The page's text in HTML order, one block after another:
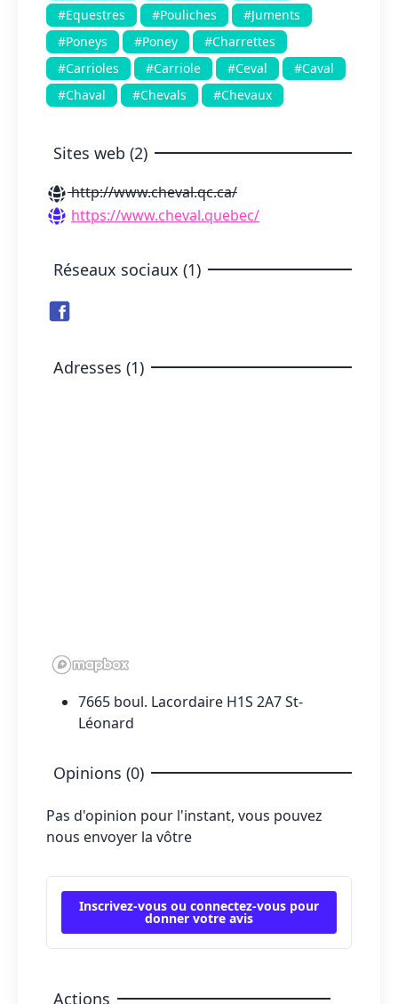
#Equestres
#Pouliches
#Juments
#Poneys
#Poney
#Charrettes
#Carrioles
#Carriole #Ceval
#Caval
#Chaval
#Chevals #Chevaux
Sites web (2)
http://www.cheval.qc.ca/
https://www.cheval.quebec/
Réseaux sociaux (1)
Adresses (1)
7665 boul. Lacordaire H1S 2A7 St-
Léonard
Opinions (0)
Pas d'opinion pour l'instant, vous pouvez
nous envoyer la vôtre
Inscrivez-vous ou connectez-vous pour
donner votre avis
Actions